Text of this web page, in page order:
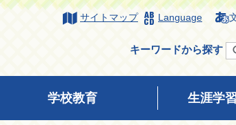
サイトマップ Language
キーワードから探す
学校教育 生涯学